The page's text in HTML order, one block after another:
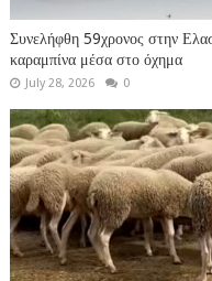
Συνελήφθη 59χρονος στην
καραμπίνα μέσα στο όχημα
July 28, 2026 0